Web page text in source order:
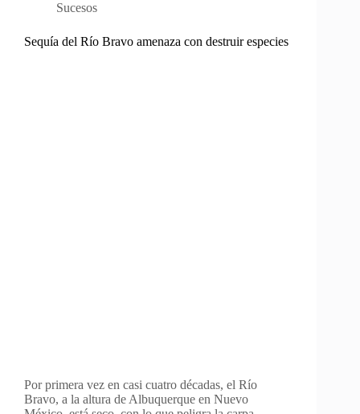
Sucesos
Sequía del Río Bravo amenaza con destruir especies
Por primera vez en casi cuatro décadas, el Río
Bravo, a la altura de Albuquerque en Nuevo